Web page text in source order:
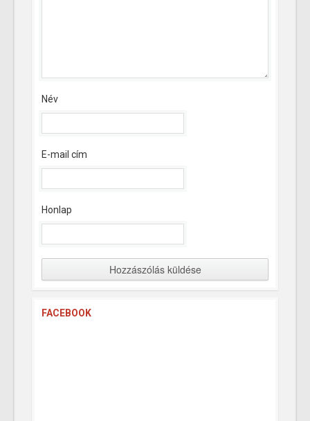
Név
E-mail cím
Honlap
FACEBOOK